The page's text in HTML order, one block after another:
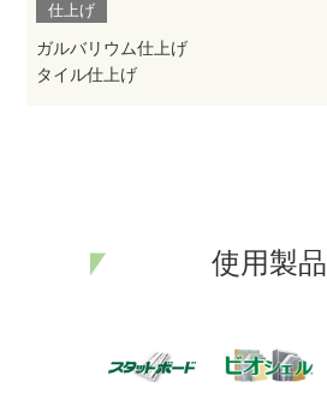
仕上げ
ガルバリウム仕上げ
タイル仕上げ
使用製品